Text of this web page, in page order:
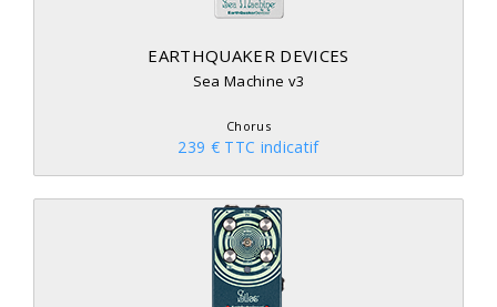
EARTHQUAKER DEVICES
Sea Machine v3
Chorus
239 € TTC indicatif